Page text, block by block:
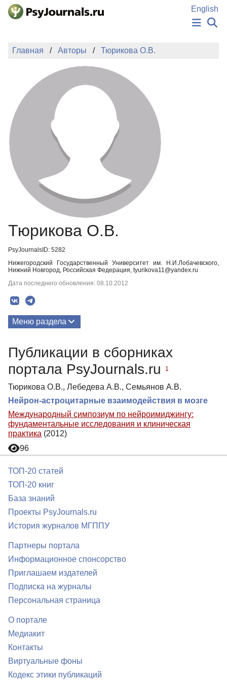
Перейти к основному содержанию
English
НОВОСТИ
АВТОРЫ
ПОДАТЬ РУКОПИСЬ
БАЗА ЗНАНИЙ
КЛЮЧЕВЫЕ СЛОВА
Регистрация
Главная Авторы Тюрикова О.В.
Тюрикова О.В.
PsyJournalsID: 5282
Нижегородский Государственный Университет им. Н.И.Лобачевского,
Нижний Новгород, Российская Федерация, tyurikova11@yandex.ru
Дата последнего обновления: 08.10.2012
Меню раздела
Публикации в сборниках
портала PsyJournals.ru
1
Тюрикова О.В., Лебедева А.В., Семьянов А.В.
Нейрон-астроцитарные взаимодействия в мозге
Международный симпозиум по нейроимиджингу:
фундаментальные исследования и клиническая
практика (2012)
96
ТОП-20 статей
ТОП-20 книг
База знаний
Проекты PsyJournals.ru
История журналов МГППУ
Партнеры портала
Информационное спонсорство
Приглашаем издателей
Подписка на журналы
Персональная страница
О портале
Медиакит
Контакты
Виртуальные фоны
Кодекс этики публикаций